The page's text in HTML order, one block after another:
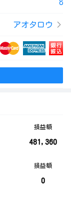
8
アオタロウ
損益額
481,360
損益額
0